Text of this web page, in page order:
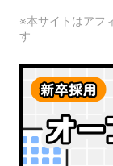
※本サイトはアフ
す